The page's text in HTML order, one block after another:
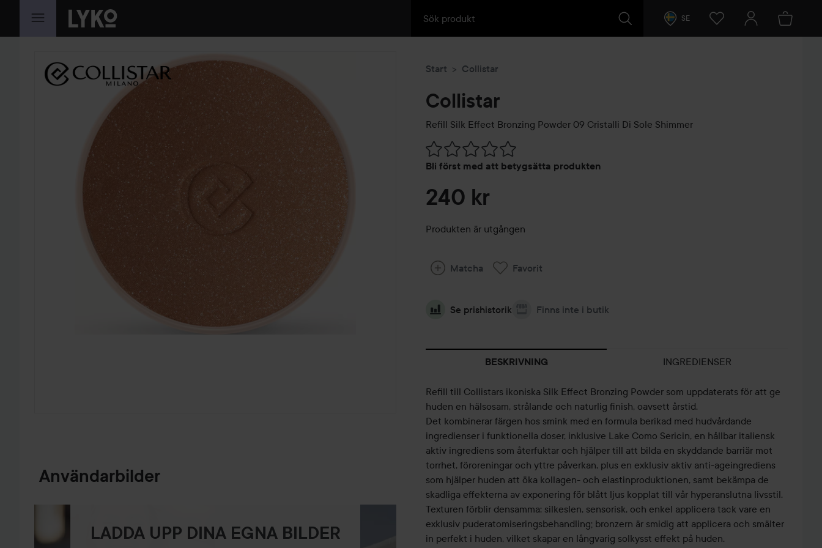
HOPPA TILL INNEHÅLLET SE
Användarbilder
LADDA UPP DINA EGNA BILDER
Start Collistar
Collistar
Refill Silk Effect Bronzing Powder 09 Cristalli Di Sole Shimmer
Bli först med att betygsätta produkten
Hoppa till Betyg & kommentarer
240 kr
Produkten är utgången
Matcha Favorit
Se prishistorik Finns inte i butik
BESKRIVNING INGREDIENSER
Refill till Collistars ikoniska Silk Effect Bronzing Powder som uppdaterats för att ge
huden en hälsosam, strålande och naturlig finish, oavsett årstid.
Det kombinerar färgen hos smink med en formula berikad med hudvårdande
ingredienser i funktionella doser, inklusive Lake Como Sericin, en hållbar italiensk
aktiv ingrediens som återfuktar och hjälper till att bilda en skyddande barriär mot
torrhet, föroreningar och yttre påverkan, plus en exklusiv aktiv anti-ageingrediens
som hjälper huden att öka kollagen- och elastinproduktionen, samt bekämpa de
skadliga effekterna av exponering för blått ljus kopplat till vår hyperanslutna livsstil.
Texturen förblir densamma: silkeslen, sensorisk, och enkel applicera tack vare en
exklusiv puderatomiseringsbehandling; bronzern är smidig att applicera och smälter
in perfekt i huden, vilket skapar en långvarig solkysst effekt på huden.